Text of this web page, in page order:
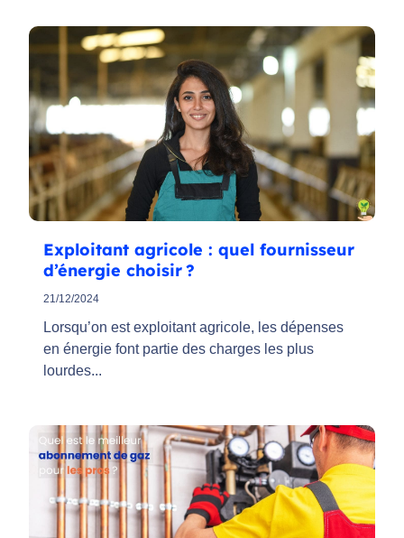
Exploitant agricole : quel fournisseur
d’énergie choisir ?
21/12/2024
Lorsqu’on est exploitant agricole, les dépenses
en énergie font partie des charges les plus
lourdes...